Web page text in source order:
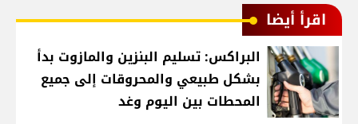
اقرأ أيضا
البراكس: تسليم البنزين والمازوت بدأ
بشكل طبيعي والمحروقات إلى جميع
المحطات بين اليوم وغد